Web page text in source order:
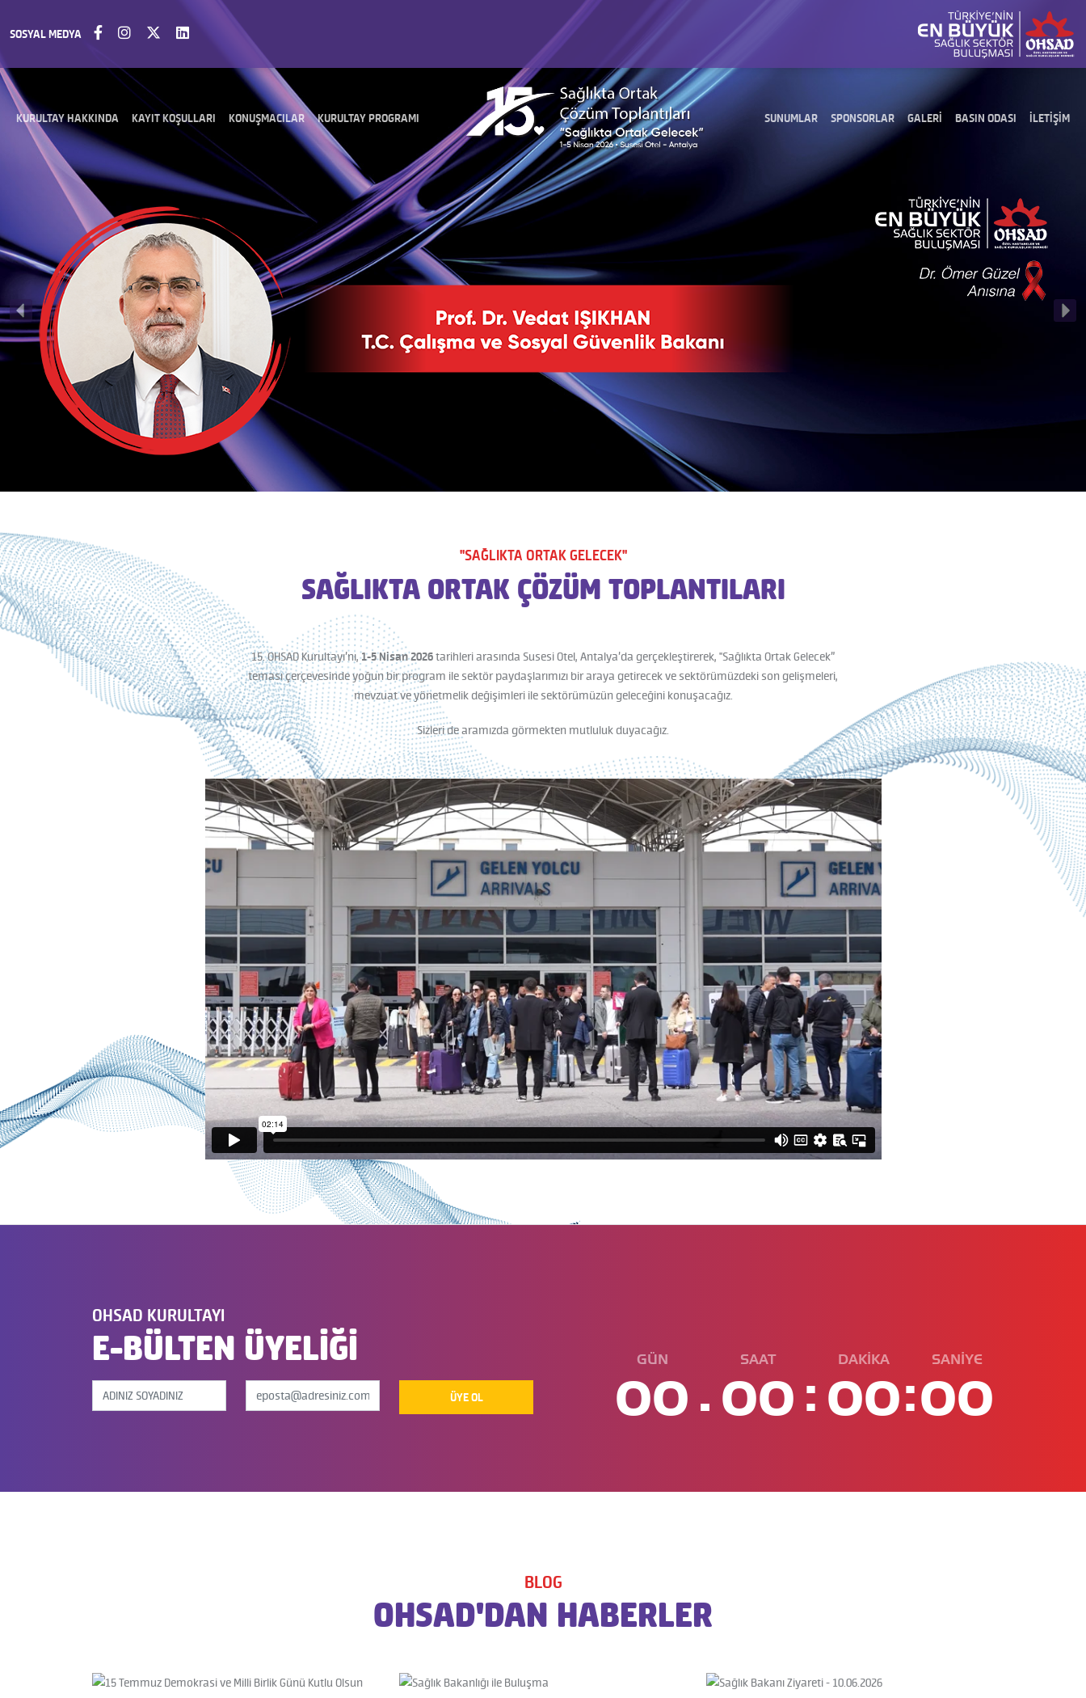
SOSYAL MEDYA
KURULTAY HAKKINDA KAYIT KOŞULLARI KONUŞMACILAR KURULTAY PROGRAMI SUNUMLAR SPONSORLAR GALERİ BASIN ODASI İLETİŞİM
"SAĞLIKTA ORTAK GELECEK"
SAĞLIKTA ORTAK ÇÖZÜM TOPLANTILARI
15. OHSAD Kurultayı’nı,1-5 Nisan 2026tarihleri arasında Susesi Otel, Antalya’da gerçekleştirerek, "Sağlıkta Ortak Gelecek”
teması çerçevesinde yoğun bir program ile sektör paydaşlarımızı bir araya getirecek ve sektörümüzdeki son gelişmeleri,
mevzuat ve yönetmelik değişimleri ile sektörümüzün geleceğini konuşacağız.
Sizleri de aramızda görmekten mutluluk duyacağız.
OHSAD KURULTAYI
E-BÜLTEN ÜYELİĞİ
ÜYE OL
GÜN
00 .
SAAT
00 :
DAKİKA
00:
SANİYE
00
BLOG
OHSAD'DAN HABERLER